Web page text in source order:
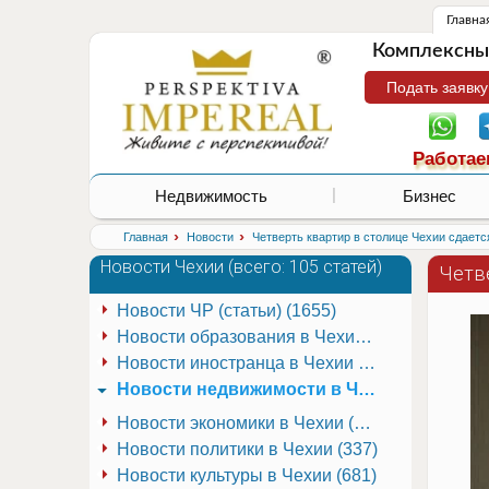
Подать
Недвижимость Бизнес
Главная › Новости › Четверть квартир в столице Чехии
Новости Чехии (всего: 105 статей)
Новости иностранца в Чехии (223)
Новости культуры в Чехии (681)
Новости недвижимости в Чехии (337)
Новости образования в Чехии (251)
Новости политики в Чехии (337)
Новости ЧР (статьи) (1655)
Новости экономики в Чехии (941)